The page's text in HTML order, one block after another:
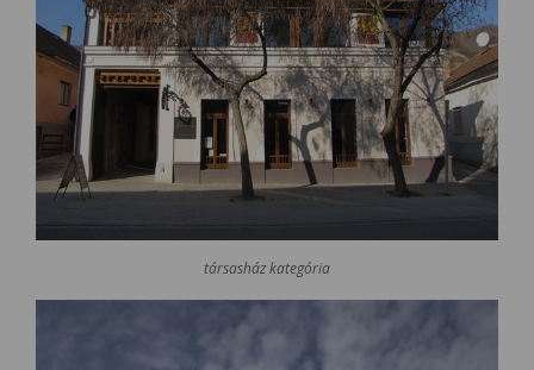
társasház kategória